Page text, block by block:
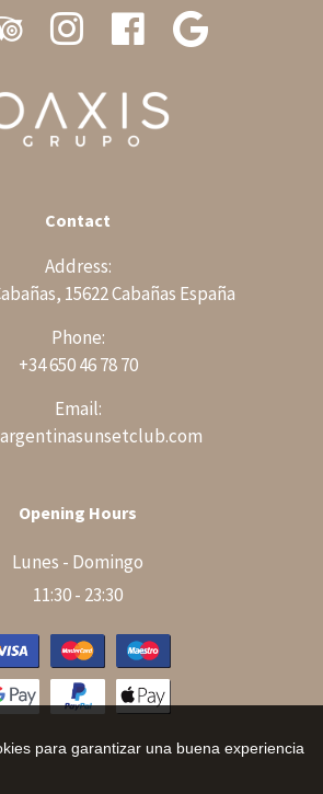
para garantizar una buena experiencia
Contact
Address:
15622 Cabañas España
Phone:
+34 650 46 78 70
Email:
Opening Hours
Lunes - Domingo
11:30 - 23:30